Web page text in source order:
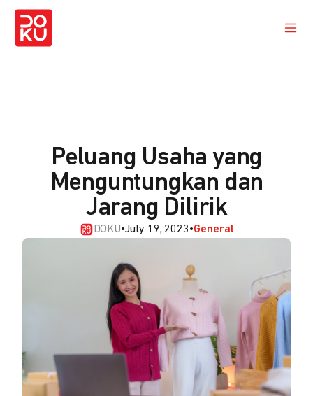
Peluang Usaha yang
Menguntungkan dan
Jarang Dilirik
DOKU•July 19, 2023•General